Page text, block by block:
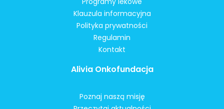
Klauzula informacyjna
Polityka prywatności
Regulamin
Kontakt
Alivia Onkofundacja
Poznaj naszą misję